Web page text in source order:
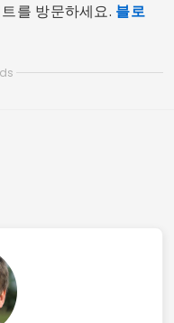
를 방문하세요. 블로